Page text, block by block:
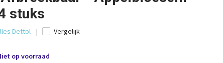
stuks
Dettol Vergelijk
op voorraad